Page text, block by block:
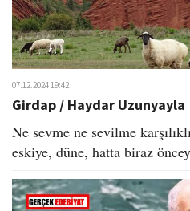
07.12.2024 19:42
Girdap / Haydar Uzunyayla
Ne sevme ne sevilme
eskiye, düne, hatta biraz